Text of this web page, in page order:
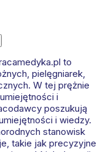
to
pielęgniarek,
W tej prężnie
i
poszukują
i wiedzy.
stanowisk
takie jak precyzyjne